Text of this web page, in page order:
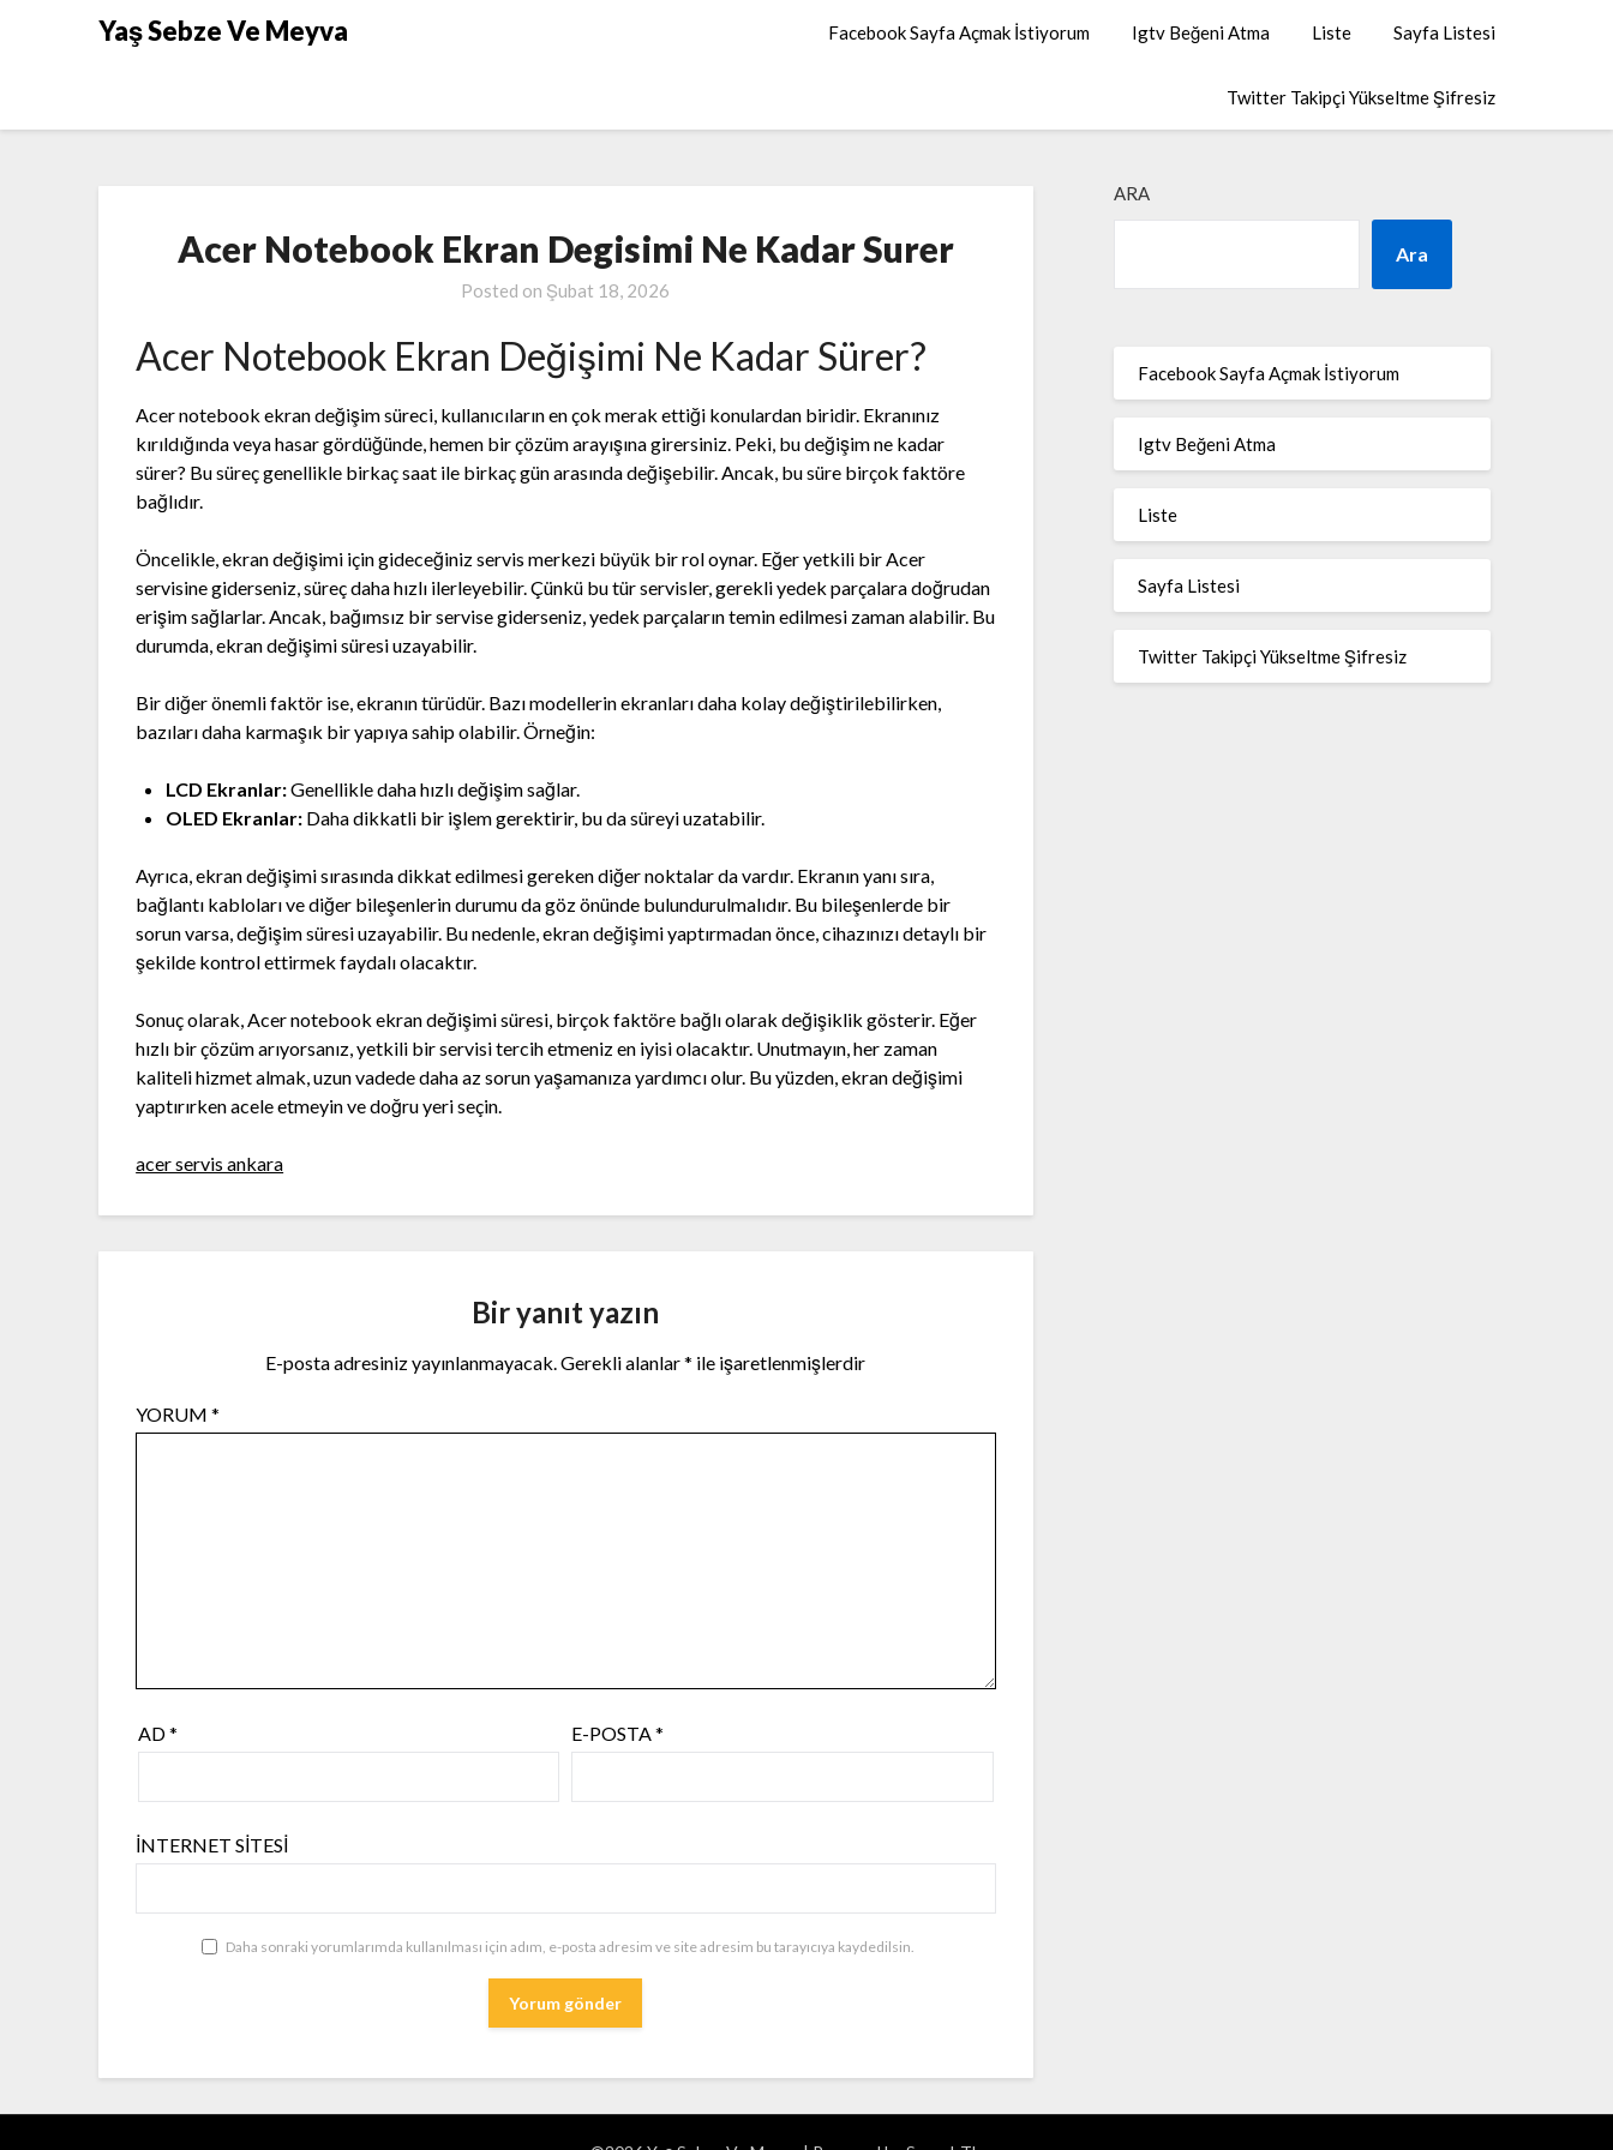
Yaş Sebze Ve Meyva Facebook Sayfa Açmak İstiyorum Igtv Beğeni Atma Liste Sayfa Listesi
Twitter Takipçi Yükseltme Şifresiz
Acer Notebook Ekran Degisimi Ne Kadar Surer
Posted on Şubat 18, 2026
Acer Notebook Ekran Değişimi Ne Kadar Sürer?
Acer notebook ekran değişim süreci, kullanıcıların en çok merak ettiği konulardan biridir. Ekranınız
kırıldığında veya hasar gördüğünde, hemen bir çözüm arayışına girersiniz. Peki, bu değişim ne kadar
sürer? Bu süreç genellikle birkaç saat ile birkaç gün arasında değişebilir. Ancak, bu süre birçok faktöre
bağlıdır.
Öncelikle, ekran değişimi için gideceğiniz servis merkezi büyük bir rol oynar. Eğer yetkili bir Acer
servisine giderseniz, süreç daha hızlı ilerleyebilir. Çünkü bu tür servisler, gerekli yedek parçalara doğrudan
erişim sağlarlar. Ancak, bağımsız bir servise giderseniz, yedek parçaların temin edilmesi zaman alabilir. Bu
durumda, ekran değişimi süresi uzayabilir.
Bir diğer önemli faktör ise, ekranın türüdür. Bazı modellerin ekranları daha kolay değiştirilebilirken,
bazıları daha karmaşık bir yapıya sahip olabilir. Örneğin:
LCD Ekranlar:Genellikle daha hızlı değişim sağlar.
OLED Ekranlar: Daha dikkatli bir işlem gerektirir, bu da süreyi uzatabilir.
Ayrıca, ekran değişimi sırasında dikkat edilmesi gereken diğer noktalar da vardır. Ekranın yanı sıra,
bağlantı kabloları ve diğer bileşenlerin durumu da göz önünde bulundurulmalıdır. Bu bileşenlerde bir
sorun varsa, değişim süresi uzayabilir. Bu nedenle, ekran değişimi yaptırmadan önce, cihazınızı detaylı bir
şekilde kontrol ettirmek faydalı olacaktır.
Sonuç olarak, Acer notebook ekran değişimi süresi, birçok faktöre bağlı olarak değişiklik gösterir. Eğer
hızlı bir çözüm arıyorsanız, yetkili bir servisi tercih etmeniz en iyisi olacaktır. Unutmayın, her zaman
kaliteli hizmet almak, uzun vadede daha az sorun yaşamanıza yardımcı olur. Bu yüzden, ekran değişimi
yaptırırken acele etmeyin ve doğru yeri seçin.
acer servis ankara
Bir yanıt yazın
E-posta adresiniz yayınlanmayacak.Gerekli alanlar* ile işaretlenmişlerdir
YORUM*
AD* E-POSTA*
İNTERNET SITESI
Daha sonraki yorumlarımda kullanılması için adım, e-posta adresim ve site adresim bu tarayıcıya kaydedilsin.
ARA
Ara
Facebook Sayfa Açmak İstiyorum
Igtv Beğeni Atma
Liste
Sayfa Listesi
Twitter Takipçi Yükseltme Şifresiz